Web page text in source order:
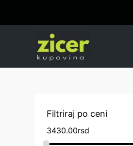
sadržaj
Filtriraj po ceni
3430.00rsd